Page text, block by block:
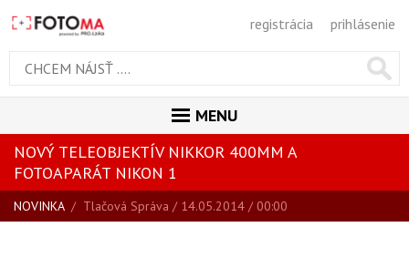
registrácia prihlásenie
MENU
ÚVOD
MAGAZÍN
VŠETKY ČLÁNKY
NOVÝ TELEOBJEKTÍV NIKKOR 400MM A
FOTOAPARÁT NIKON 1
NOVINKA/ Tlačová Správa / 14.05.2014 / 00:00